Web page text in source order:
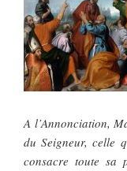
A l’Annonciation,
du Seigneur, celle
consacre toute sa